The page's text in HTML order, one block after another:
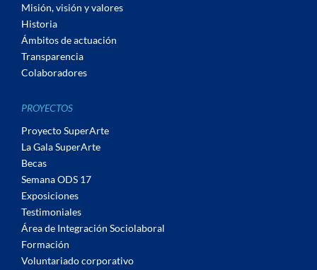
Misión, visión y valores
Historia
Ámbitos de actuación
Transparencia
Colaboradores
PROYECTOS
Proyecto SuperArte
La Gala SuperArte
Becas
Semana ODS 17
Exposiciones
Testimoniales
Área de Integración Sociolaboral
Formación
Voluntariado corporativo